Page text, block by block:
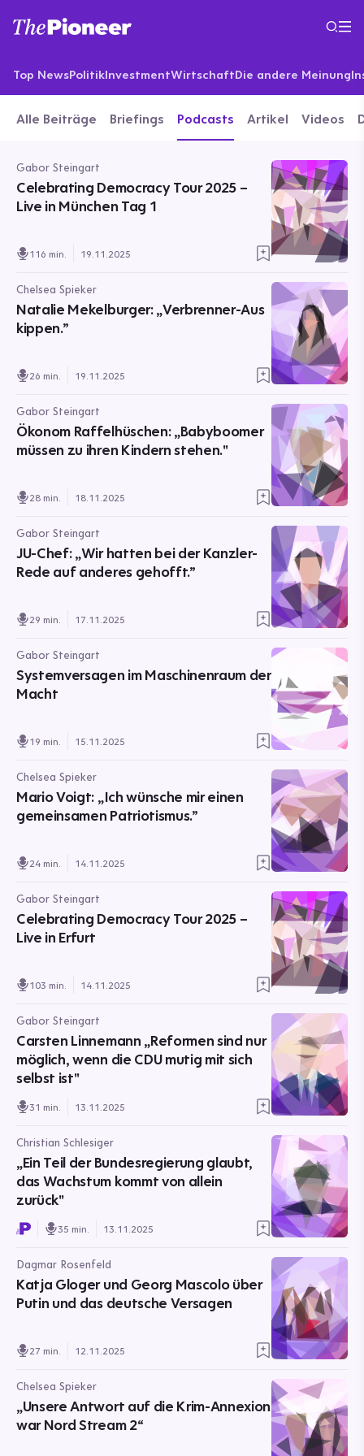
Top NewsPolitikInvestmentWirtschaftDie andere Meinung
Alle Beiträge Briefings Podcasts Artikel Videos
Gabor Steingart
Celebrating Democracy Tour 2025 –
Live in München Tag 1
116 min. 19.11.2025
Chelsea Spieker
Natalie Mekelburger: „Verbrenner-Aus
kippen.”
26 min. 19.11.2025
Gabor Steingart
Ökonom Raffelhüschen: „Babyboomer
müssen zu ihren Kindern stehen."
28 min. 18.11.2025
Gabor Steingart
JU-Chef: „Wir hatten bei der Kanzler-
Rede auf anderes gehofft.”
29 min. 17.11.2025
Gabor Steingart
Systemversagen im Maschinenraum der
Macht
19 min. 15.11.2025
Chelsea Spieker
Mario Voigt: „Ich wünsche mir einen
gemeinsamen Patriotismus.”
24 min. 14.11.2025
Gabor Steingart
Celebrating Democracy Tour 2025 –
Live in Erfurt
103 min. 14.11.2025
Gabor Steingart
Carsten Linnemann „Reformen sind nur
möglich, wenn die CDU mutig mit sich
selbst ist"
31 min. 13.11.2025
Christian Schlesiger
„Ein Teil der Bundesregierung glaubt,
das Wachstum kommt von allein
zurück"
35 min. 13.11.2025
Dagmar Rosenfeld
Katja Gloger und Georg Mascolo über
Putin und das deutsche Versagen
27 min. 12.11.2025
Chelsea Spieker
„Unsere Antwort auf die Krim-Annexion
war Nord Stream 2“